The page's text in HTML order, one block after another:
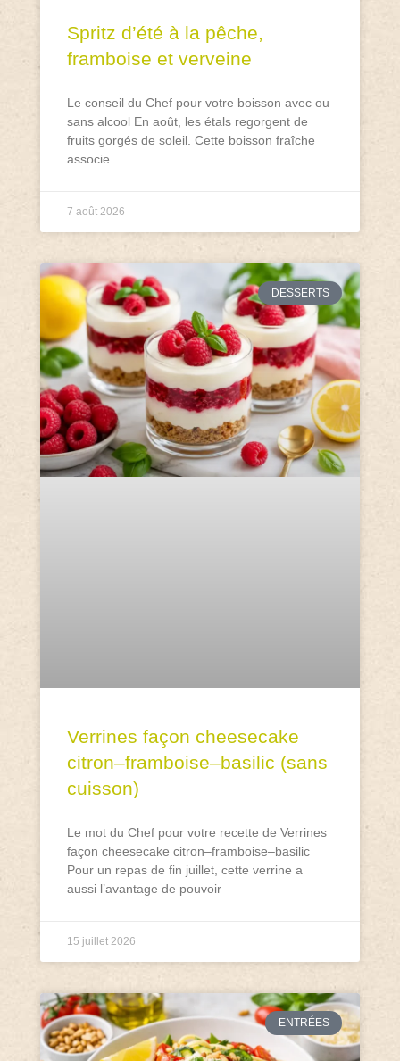
Spritz d’été à la pêche,
framboise et verveine
Le conseil du Chef pour votre boisson avec ou
sans alcool En août, les étals regorgent de
fruits gorgés de soleil. Cette boisson fraîche
associe
7 août 2026
DESSERTS
Verrines façon cheesecake
citron–framboise–basilic (sans
cuisson)
Le mot du Chef pour votre recette de Verrines
façon cheesecake citron–framboise–basilic
Pour un repas de fin juillet, cette verrine a
aussi l’avantage de pouvoir
15 juillet 2026
ENTRÉES